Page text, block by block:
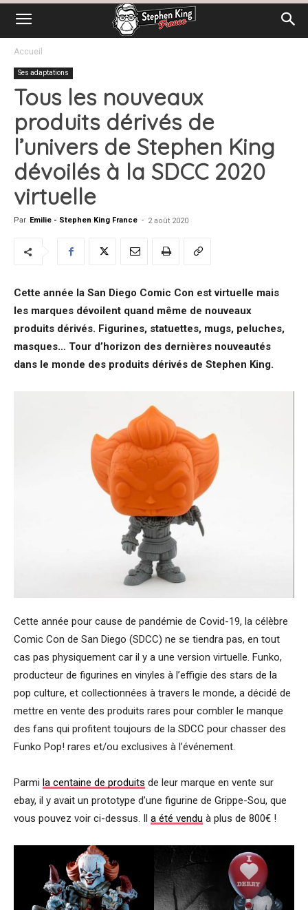
Accueil
Ses adaptations
Tous les nouveaux
produits dérivés de
l’univers de Stephen King
dévoilés à la SDCC 2020
virtuelle
Par Emilie - Stephen King France - 2 août 2020
Cette année la San Diego Comic Con est virtuelle mais
les marques dévoilent quand même de nouveaux
produits dérivés. Figurines, statuettes, mugs, peluches,
masques… Tour d’horizon des dernières nouveautés
dans le monde des produits dérivés de Stephen King.
Cette année pour cause de pandémie de Covid-19, la célèbre
Comic Con de San Diego (SDCC) ne se tiendra pas, en tout
cas pas physiquement car il y a une version virtuelle. Funko,
producteur de figurines en vinyles à l’effigie des stars de la
pop culture, et collectionnées à travers le monde, a décidé de
mettre en vente des produits rares pour combler le manque
des fans qui profitent toujours de la SDCC pour chasser des
Funko Pop! rares et/ou exclusives à l’événement.
Parmi la centaine de produits de leur marque en vente sur
ebay, il y avait un prototype d’une figurine de Grippe-Sou, que
vous pouvez voir ci-dessus. Il a été vendu à plus de 800€ !